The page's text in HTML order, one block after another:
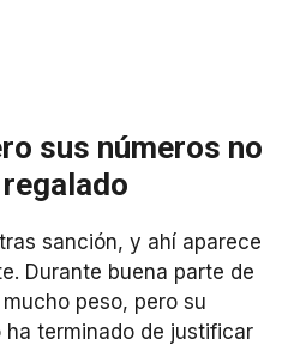
sus números no
tras sanción, y ahí aparece
Durante buena parte de
peso, pero su
terminado de justificar